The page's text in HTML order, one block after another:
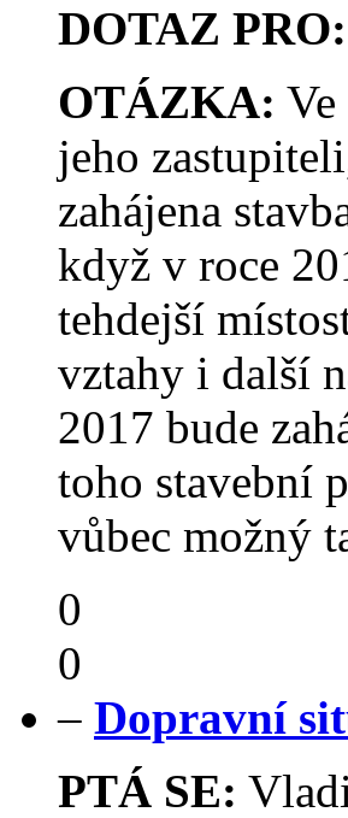
DOTAZ PRO:
OTÁZKA:
jeho
zahájena
když v roce
tehdejší
vztahy i další
2017 bude
toho stavební
vůbec možný
0
0
– Dopravní
PTÁ SE: